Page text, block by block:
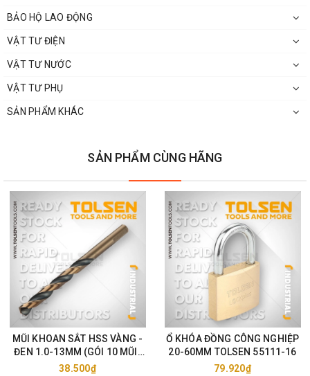
BẢO HỘ LAO ĐỘNG
VẬT TƯ ĐIỆN
VẬT TƯ NƯỚC
VẬT TƯ PHỤ
SẢN PHẨM KHÁC
SẢN PHẨM CÙNG HÃNG
MŨI KHOAN SẮT HSS VÀNG -
ĐEN 1.0-13MM (GÓI 10 MŨI)
TOLSEN 75105-33
38.500₫
Ổ KHÓA ĐỒNG CÔNG NGHIỆP
20-60MM TOLSEN 55111-16
79.920₫